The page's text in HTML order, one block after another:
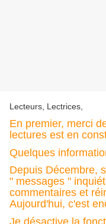
Lecteurs, Lectrices,
En premier, merci
lectures est en
Quelques
Depuis Décembre,
" messages "
commentaires et
Aujourd'hui, c'est
Je désactive la